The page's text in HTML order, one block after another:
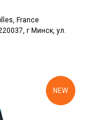
France
г Минск, ул.
NEW